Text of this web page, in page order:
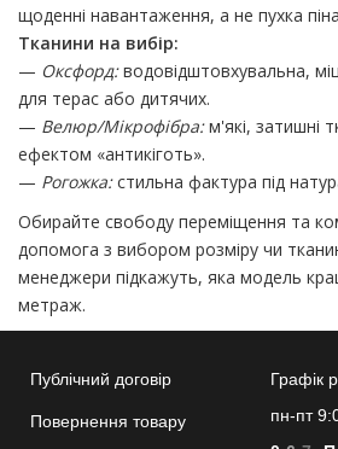
щоденні навантаження, а не пухка
Тканини на вибір:
— Оксфорд:водовідштовхувальна,
для терас або дитячих.
— Велюр/Мікрофібра:м'які, затишні
ефектом «антикіготь».
— Рогожка:стильна фактура під
Обирайте свободу переміщення та
допомога з вибором розміру чи
менеджери підкажуть, яка модель
метраж.
Публічний договір
Повернення товару
Графік
пн-пт